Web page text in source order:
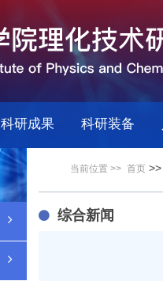
科研成果 科研装备
当前位置 >> 首页 >>
综合新闻